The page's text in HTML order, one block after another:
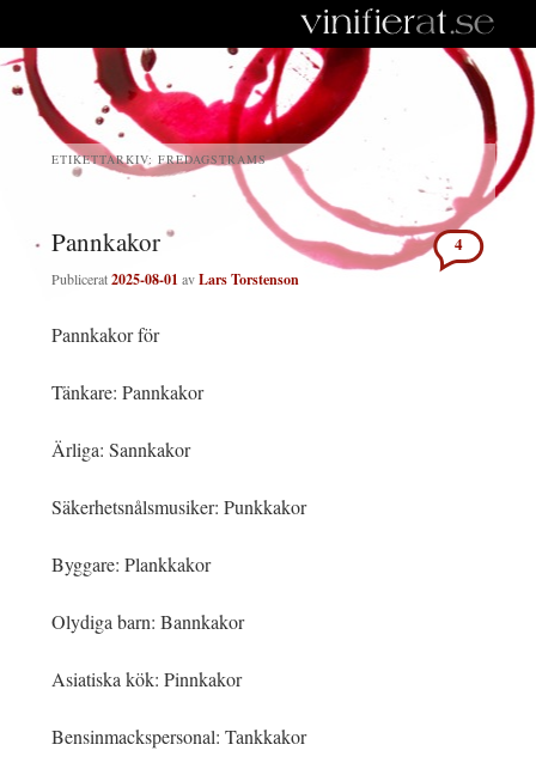
ETIKETTARKIV: FREDAGSTRAMS
Pannkakor
Publicerat2025-08-01 avLars Torstenson
4
Pannkakor för
Tänkare: Pannkakor
Ärliga: Sannkakor
Säkerhetsnålsmusiker: Punkkakor
Byggare: Plankkakor
Olydiga barn: Bannkakor
Asiatiska kök: Pinnkakor
Bensinmackspersonal: Tankkakor